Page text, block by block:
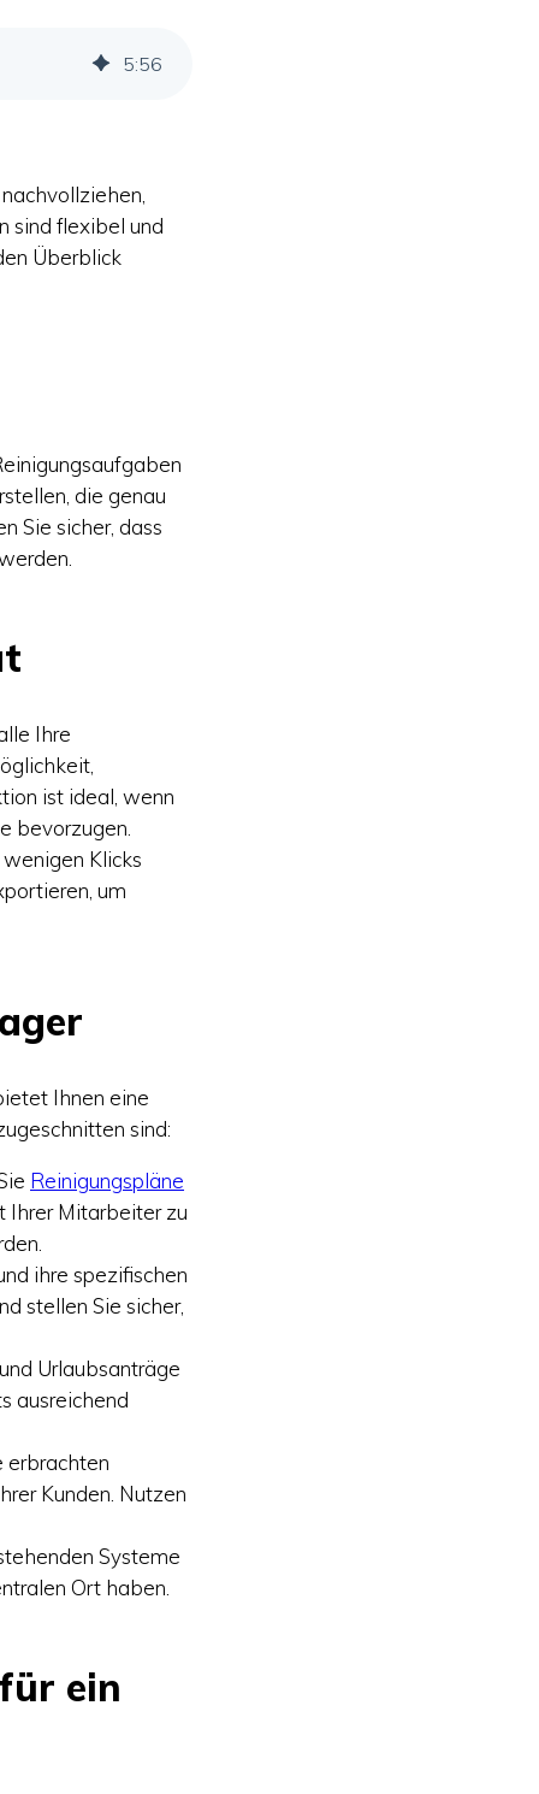
5:56
sind flexibel und
Überblick
die genau
Sie sicher, dass
Ihre
ist ideal, wenn
bevorzugen.
Klicks
um
Ihnen eine
sind:
Reinigungspläne
Ihrer Mitarbeiter zu
ihre spezifischen
stellen Sie sicher,
Urlaubsanträge
ausreichend
erbrachten
Kunden. Nutzen
Systeme
Ort haben.
ein